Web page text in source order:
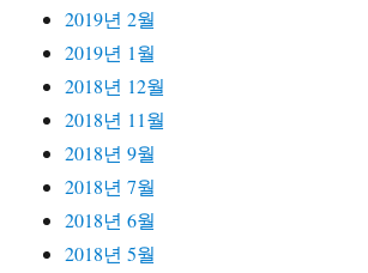
2019년 2월
2019년 1월
2018년 12월
2018년 11월
2018년 9월
2018년 7월
2018년 6월
2018년 5월